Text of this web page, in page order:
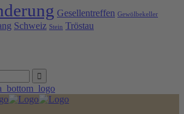
Gesellentreffen Gewölbekeller
Schweiz Stein Tröstau